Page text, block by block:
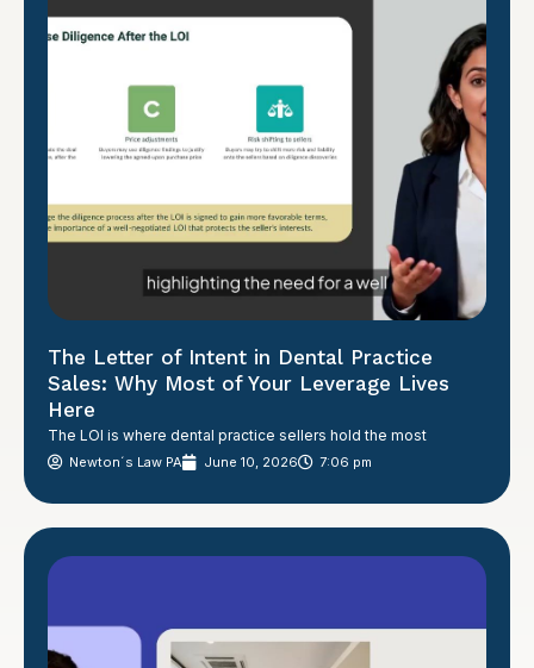
The Letter of Intent in Dental Practice
Sales: Why Most of Your Leverage Lives
Here
The LOI is where dental practice sellers hold the most
Newton´s Law PA June 10, 2026 7:06 pm